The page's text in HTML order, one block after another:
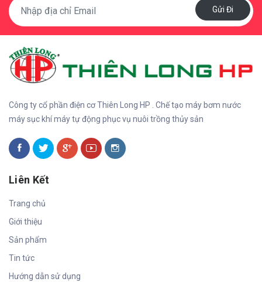
Gửi Đi
Công ty cổ phần điện cơ Thiên Long HP . Chế tạo máy bơm nước
máy sục khí máy tự động phục vụ nuôi trồng thủy sản
Liên Kết
Trang chủ
Giới thiệu
Sản phẩm
Tin tức
Hướng dẫn sử dụng